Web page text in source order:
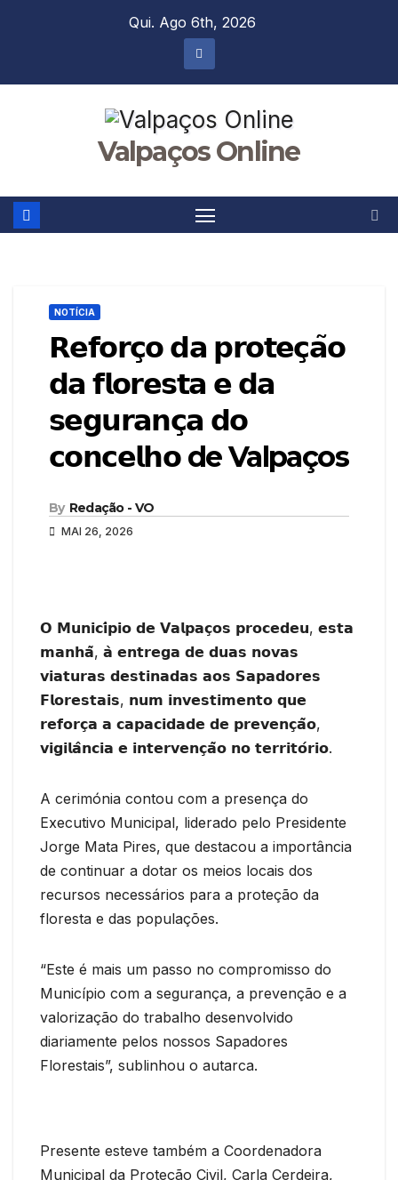
Qui. Ago 6th, 2026
Valpaços Online
NOTÍCIA
𝗥𝗲𝗳𝗼𝗿𝗰̧𝗼 𝗱𝗮 𝗽𝗿𝗼𝘁𝗲𝗰̧𝗮̃𝗼
𝗱𝗮 𝗳𝗹𝗼𝗿𝗲𝘀𝘁𝗮 𝗲 𝗱𝗮
𝘀𝗲𝗴𝘂𝗿𝗮𝗻𝗰̧𝗮 𝗱𝗼
𝗰𝗼𝗻𝗰𝗲𝗹𝗵𝗼 de Valpaços
By Redação - VO
MAI 26, 2026
𝗢 𝗠𝘂𝗻𝗶𝗰𝗶́𝗽𝗶𝗼 𝗱𝗲 𝗩𝗮𝗹𝗽𝗮𝗰̧𝗼𝘀 𝗽𝗿𝗼𝗰𝗲𝗱𝗲𝘂, 𝗲𝘀𝘁𝗮
𝗺𝗮𝗻𝗵𝗮̃, 𝗮̀ 𝗲𝗻𝘁𝗿𝗲𝗴𝗮 𝗱𝗲 𝗱𝘂𝗮𝘀 𝗻𝗼𝘃𝗮𝘀
𝘃𝗶𝗮𝘁𝘂𝗿𝗮𝘀 𝗱𝗲𝘀𝘁𝗶𝗻𝗮𝗱𝗮𝘀 𝗮𝗼𝘀 𝗦𝗮𝗽𝗮𝗱𝗼𝗿𝗲𝘀
𝗙𝗹𝗼𝗿𝗲𝘀𝘁𝗮𝗶𝘀, 𝗻𝘂𝗺 𝗶𝗻𝘃𝗲𝘀𝘁𝗶𝗺𝗲𝗻𝘁𝗼 𝗾𝘂𝗲
𝗿𝗲𝗳𝗼𝗿𝗰̧𝗮 𝗮 𝗰𝗮𝗽𝗮𝗰𝗶𝗱𝗮𝗱𝗲 𝗱𝗲 𝗽𝗿𝗲𝘃𝗲𝗻𝗰̧𝗮̃𝗼,
𝘃𝗶𝗴𝗶𝗹𝗮̂𝗻𝗰𝗶𝗮 𝗲 𝗶𝗻𝘁𝗲𝗿𝘃𝗲𝗻𝗰̧𝗮̃𝗼 𝗻𝗼 𝘁𝗲𝗿𝗿𝗶𝘁𝗼́𝗿𝗶𝗼.
A cerimónia contou com a presença do
Executivo Municipal, liderado pelo Presidente
Jorge Mata Pires, que destacou a importância
de continuar a dotar os meios locais dos
recursos necessários para a proteção da
floresta e das populações.
“Este é mais um passo no compromisso do
Município com a segurança, a prevenção e a
valorização do trabalho desenvolvido
diariamente pelos nossos Sapadores
Florestais”, sublinhou o autarca.
Presente esteve também a Coordenadora
Municipal da Proteção Civil, Carla Cerdeira,